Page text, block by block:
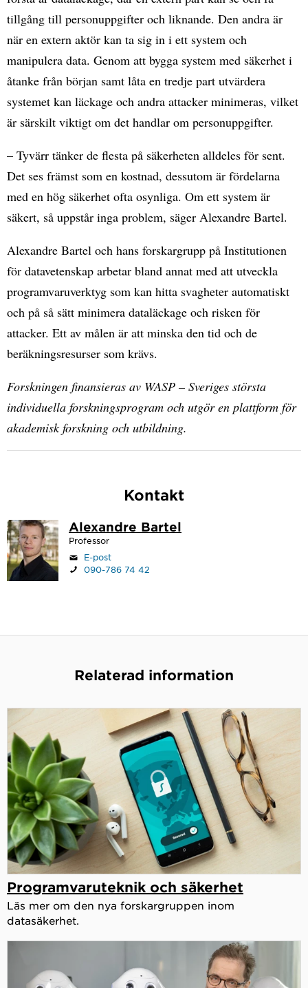
tillgång till personuppgifter och liknande. Den andra är
när en extern aktör kan ta sig in i ett system och
manipulera data. Genom att bygga system med säkerhet i
åtanke från början samt låta en tredje part utvärdera
systemet kan läckage och andra attacker minimeras, vilket
är särskilt viktigt om det handlar om personuppgifter.
– Tyvärr tänker de flesta på säkerheten alldeles för sent.
Det ses främst som en kostnad, dessutom är fördelarna
med en hög säkerhet ofta osynliga. Om ett system är
säkert, så uppstår inga problem, säger Alexandre Bartel.
Alexandre Bartel och hans forskargrupp på Institutionen
för datavetenskap arbetar bland annat med att utveckla
programvaruverktyg som kan hitta svagheter automatiskt
och på så sätt minimera dataläckage och risken för
attacker. Ett av målen är att minska den tid och de
beräkningsresurser som krävs.
Forskningen finansieras av WASP – Sveriges största
individuella forskningsprogram och utgör en plattform för
akademisk forskning och utbildning.
Kontakt
Alexandre Bartel
Professor
E-post
090-786 74 42
Relaterad information
Programvaruteknik och säkerhet
Läs mer om den nya forskargruppen inom
datasäkerhet.